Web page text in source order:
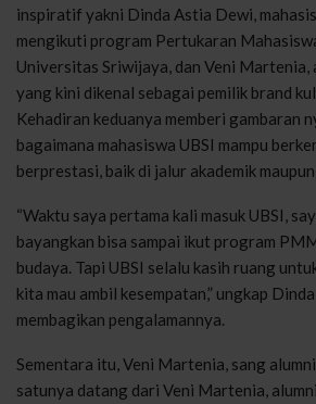
inspiratif yakni Dinda Astia Dewi,
mengikuti program Pertukaran
Universitas Sriwijaya, dan Veni Martenia,
yang kini dikenal sebagai pemilik brand
Kehadiran keduanya memberi gambaran
bagaimana mahasiswa UBSI mampu
berprestasi, baik di jalur akademik
“Waktu saya pertama kali masuk UBSI,
bayangkan bisa sampai ikut program
budaya. Tapi UBSI selalu kasih ruang
kita mau ambil kesempatan,” ungkap
membagikan pengalamannya.
Sementara itu, Veni Martenia, sang
satunya datang dari Veni Martenia,